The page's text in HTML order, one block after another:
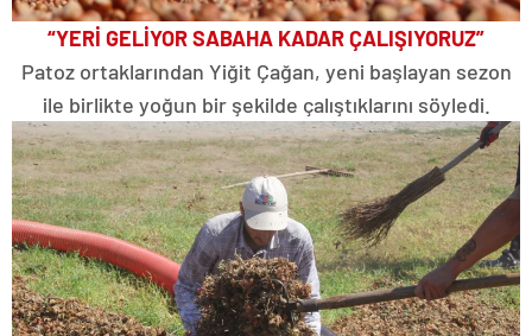
“YERİ GELİYOR SABAHA KADAR ÇALIŞIYORUZ”
Patoz ortaklarından Yiğit Çağan, yeni başlayan sezon
ile birlikte yoğun bir şekilde çalıştıklarını söyledi.